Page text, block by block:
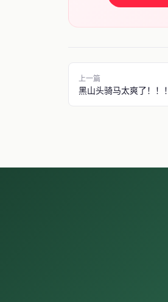
上一篇
黑山头骑马太爽了！！！